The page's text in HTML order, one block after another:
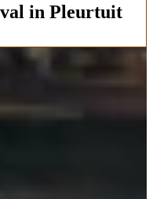
in Pleurtuit